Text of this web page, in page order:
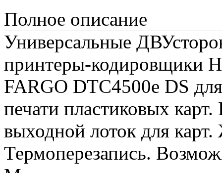
Полное описание
Универсальные
принтеры-кодировщики
FARGO DTC4500e DS
печати пластиковых
выходной лоток для
Термоперезапись.